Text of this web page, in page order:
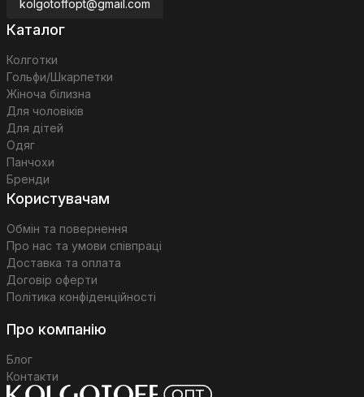
kolgotoffopt@gmail.com
Каталог
Колготки
Гольфи/Шкарпетки
Жіноча білизна
Для чоловіків
Для дітей
Одяг
Панчохи
Бренди
Користувачам
Обмін та повернення
Про нас та умови співпраці
Доставка та оплата
Договір оферти
Політика конфіденційності
Про компанію
Блог
Контакти